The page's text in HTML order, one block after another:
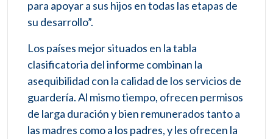
para apoyar a sus hijos en todas las etapas de
su desarrollo”.
Los países mejor situados en la tabla
clasificatoria del informe combinan la
asequibilidad con la calidad de los servicios de
guardería. Al mismo tiempo, ofrecen permisos
de larga duración y bien remunerados tanto a
las madres como a los padres, y les ofrecen la